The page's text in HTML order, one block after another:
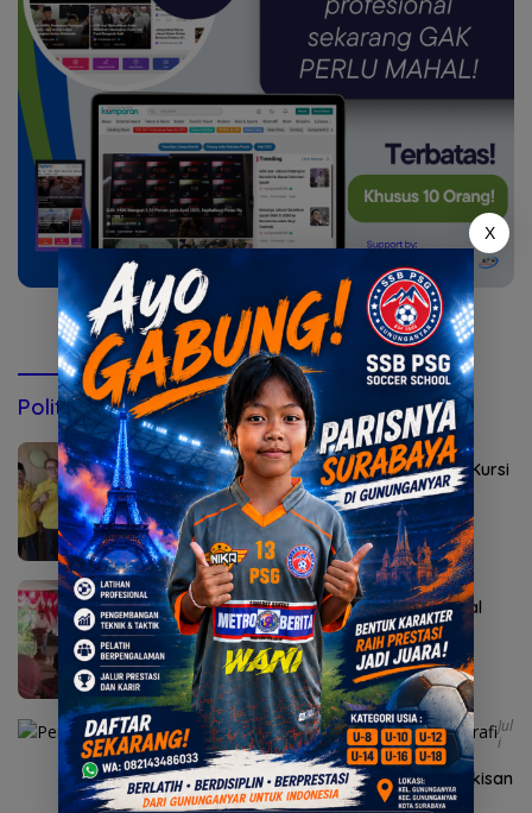
Konsultasi via WhatsApp
Politik & Pemerintahan
Agustus 2, 2026
Golkar Mojokerto Panasi Mesin Incar 10 Kursi
DPRD 2029
Agustus 1, 2026
Bupati Albarraa Motivasi Mahasiswa asal
Mojokerto Kuliah Unesa
Jul
I
9, 2026
Pemkab Mojokerto Dukung Pameran Lukisan
dan Fotografi
X